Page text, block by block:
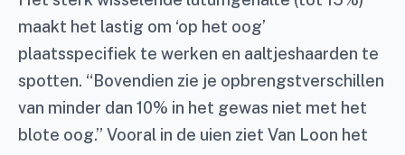
maakt het lastig om ‘op het oog’
plaatsspecifiek te werken en aaltjeshaarden te
spotten. “Bovendien zie je opbrengstverschillen
van minder dan 10% in het gewas niet met het
blote oog.” Vooral in de uien ziet Van Loon het